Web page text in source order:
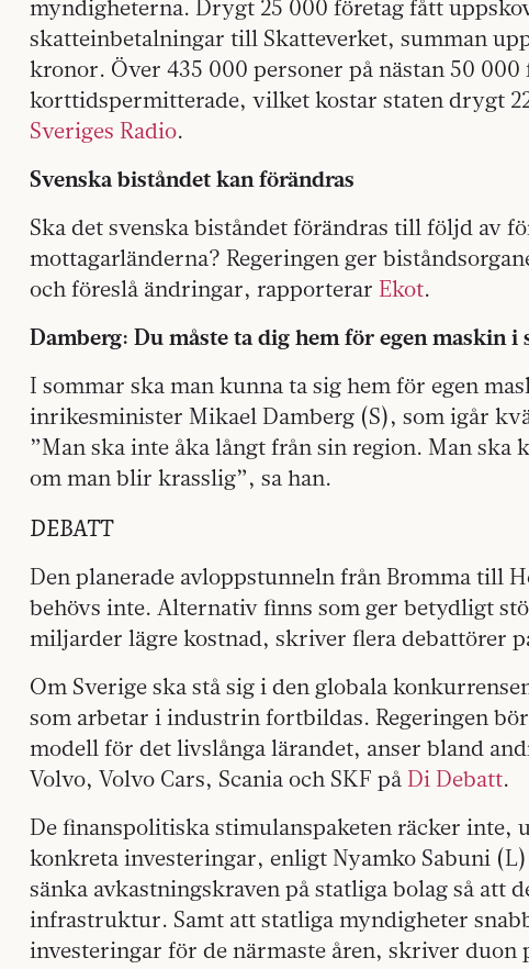
myndigheterna. Drygt 25 000 företag fått
skatteinbetalningar till Skatteverket, summan
kronor. Över 435 000 personer på nästan 50 000
korttidspermitterade, vilket kostar staten drygt
Sveriges Radio.
Svenska biståndet kan förändras
Ska det svenska biståndet förändras till följd av
mottagarländerna? Regeringen ger
och föreslå ändringar, rapporterar Ekot.
Damberg: Du måste ta dig hem för egen maskin i
I sommar ska man kunna ta sig hem för egen
inrikesminister Mikael Damberg (S), som igår
”Man ska inte åka långt från sin region. Man
om man blir krasslig”, sa han.
DEBATT
Den planerade avloppstunneln från Bromma till
behövs inte. Alternativ finns som ger betydligt
miljarder lägre kostnad, skriver flera debattörer
Om Sverige ska stå sig i den globala
som arbetar i industrin fortbildas. Regeringen
modell för det livslånga lärandet, anser bland
Volvo, Volvo Cars, Scania och SKF på Di Debatt.
De finanspolitiska stimulanspaketen räcker inte,
konkreta investeringar, enligt Nyamko Sabuni
sänka avkastningskraven på statliga bolag så att
infrastruktur. Samt att statliga myndigheter
investeringar för de närmaste åren, skriver duon